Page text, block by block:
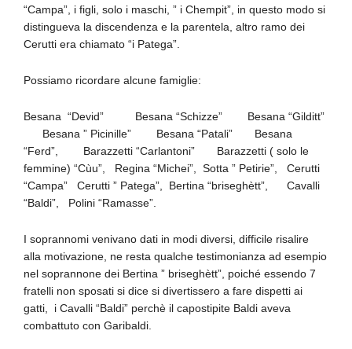
“Campa”, i figli, solo i maschi, ” i Chempit”, in questo modo si
distingueva la discendenza e la parentela, altro ramo dei
Cerutti era chiamato “i Patega”.
Possiamo ricordare alcune famiglie:
Besana “Devid” Besana “Schizze” Besana “Gilditt”
Besana ” Picinille” Besana “Patali” Besana
“Ferd”, Barazzetti “Carlantoni” Barazzetti ( solo le
femmine) “Cùu”, Regina “Michei”, Sotta ” Petirie”, Cerutti
“Campa” Cerutti ” Patega”, Bertina “briseghètt”, Cavalli
“Baldi”, Polini “Ramasse”.
I soprannomi venivano dati in modi diversi, difficile risalire
alla motivazione, ne resta qualche testimonianza ad esempio
nel soprannone dei Bertina ” briseghètt”, poiché essendo 7
fratelli non sposati si dice si divertissero a fare dispetti ai
gatti, i Cavalli “Baldi” perchè il capostipite Baldi aveva
combattuto con Garibaldi.